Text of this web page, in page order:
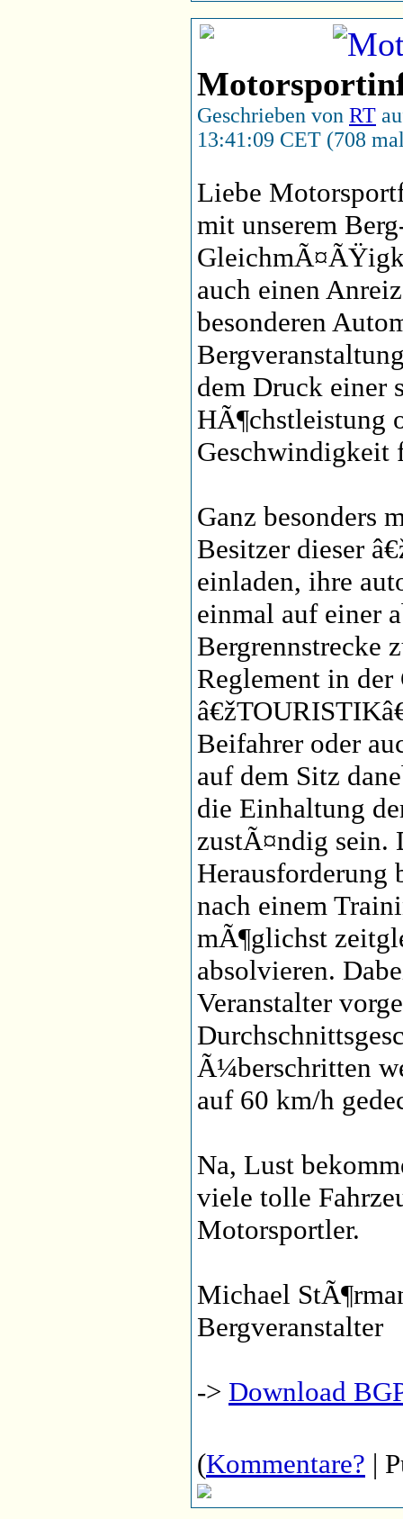
Geschrieben von RT
13:41:09 CET (708
Liebe
mit unserem
auch einen
besonderen
dem Druck einer
HÃ¶chstleistung
Geschwindigkeit
Ganz besonders
Besitzer dieser
einladen, ihre
einmal auf einer
Bergrennstrecke
Reglement in der
Beifahrer oder
auf dem Sitz
die Einhaltung
zustÃ¤ndig sein.
Herausforderung
nach einem
mÃ¶glichst
absolvieren.
Veranstalter
Ã¼berschritten
auf 60 km/h
Na, Lust
viele tolle
Motorsportler.
Michael
Bergveranstalter
-> Download
(Kommentare? |